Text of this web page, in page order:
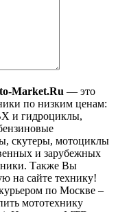
Market.Ru — это
по низким ценам:
и гидроциклы,
скутеры, мотоциклы
и зарубежных
Также Вы
на сайте технику!
по Москве –
мототехнику